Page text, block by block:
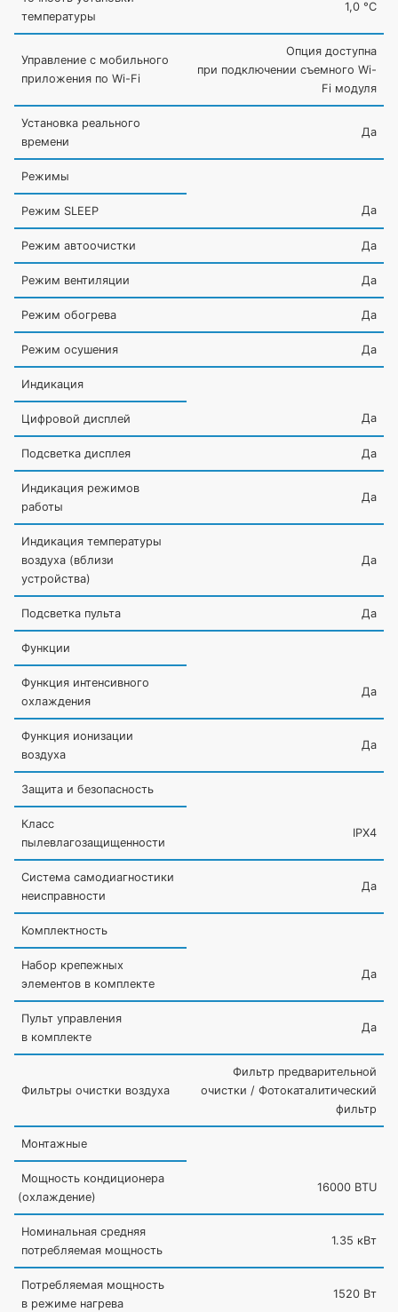
температуры
1,0 °С
Управление c мобильного
приложения по Wi-Fi
Опция доступна
при подключении съемного Wi-
Fi модуля
Установка реального
времени
Да
Режимы
Режим SLEEP Да
Режим автоочистки Да
Режим вентиляции Да
Режим обогрева Да
Режим осушения Да
Индикация
Цифровой дисплей Да
Подсветка дисплея Да
Индикация режимов
работы
Да
Индикация температуры
воздуха (вблизи
устройства)
Да
Подсветка пульта Да
Функции
Функция интенсивного
охлаждения
Да
Функция ионизации
воздуха
Да
Защита и безопасность
Класс
пылевлагозащищенности
IPX4
Система самодиагностики
неисправности
Да
Комплектность
Набор крепежных
элементов в комплекте
Да
Пульт управления
в комплекте
Да
Фильтры очистки воздуха
Фильтр предварительной
очистки / Фотокаталитический
фильтр
Монтажные
Мощность кондиционера
(охлаждение)
16000 BTU
Номинальная средняя
потребляемая мощность
1.35 кВт
Потребляемая мощность
в режиме нагрева
1520 Вт